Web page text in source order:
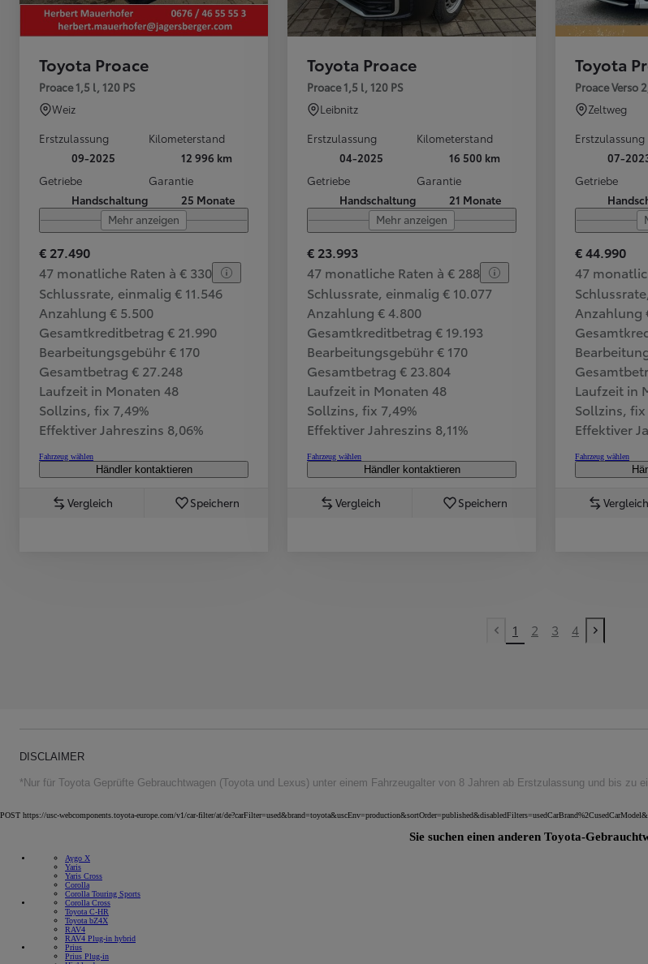
Toyota Proace
Proace 1,5 l, 120 PS
Weiz
Erstzulassung
09-2025
Kilometerstand
12 996 km
Getriebe
Handschaltung
Garantie
25 Monate
Mehr anzeigen
€ 27.490
47 monatliche Raten à € 330
Schlussrate, einmalig € 11.546
Anzahlung € 5.500
Gesamtkreditbetrag € 21.990
Bearbeitungsgebühr € 170
Gesamtbetrag € 27.248
Laufzeit in Monaten 48
Sollzins, fix 7,49%
Effektiver Jahreszins 8,06%
Fahrzeug wählen
Händler kontaktieren
Vergleich Speichern
Toyota Proace
Proace 1,5 l, 120 PS
Leibnitz
Erstzulassung
04-2025
Kilometerstand
16 500 km
Getriebe
Handschaltung
Garantie
21 Monate
Mehr anzeigen
€ 23.993
47 monatliche Raten à € 288
Schlussrate, einmalig € 10.077
Anzahlung € 4.800
Gesamtkreditbetrag € 19.193
Bearbeitungsgebühr € 170
Gesamtbetrag € 23.804
Laufzeit in Monaten 48
Sollzins, fix 7,49%
Effektiver Jahreszins 8,11%
Fahrzeug wählen
Händler kontaktieren
Vergleich Speichern
Toyota
Proace Verso
Zeltweg
Erstzulassung
07-
Getriebe
€ 44.990
47
Anzahlung
Laufzeit in
Sollzins, fix
Effektiver
Fahrzeug wählen
Vergleich
Vorherige Seite
1 2 3 4
Nächste
DISCLAIMER
*Nur für Toyota Geprüfte Gebrauchtwagen (Toyota und Lexus) unter einem Fahrzeugalter von 8 Jahren ab Erstzulassung und bis zu
POST https://usc-webcomponents.toyota-europe.com/v1/car-filter/at/
Sie suchen einen anderen Toyota-
Aygo X
Yaris
Yaris Cross
Corolla
Corolla Touring Sports
Corolla Cross
Toyota C-HR
Toyota bZ4X
RAV4
RAV4 Plug-in hybrid
Prius
Prius Plug-in